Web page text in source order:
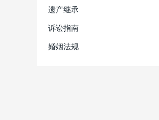
遗产继承
诉讼指南
婚姻法规